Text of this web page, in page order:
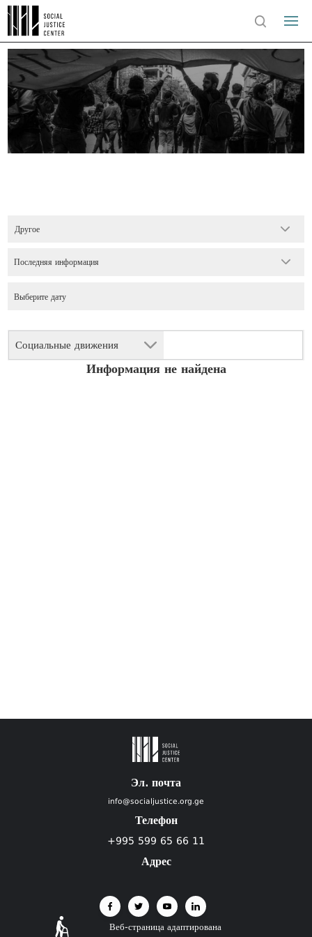
Другое
Социальные движения
Последняя информация
Информация не найдена
Эл. почта
info@socialjustice.org.ge
Телефон
+995 599 65 66 11
Адрес
Веб-страница адаптирована